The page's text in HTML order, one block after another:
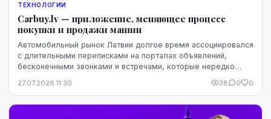
ТЕХНОЛОГИИ
Carbuy.lv — приложение, меняющее процесс
покупки и продажи машин
Автомобильный рынок Латвии долгое время ассоциировался
с длительными переписками на порталах объявлений,
бесконечными звонками и встречами, которые нередко
27.07.2026 11:30 38 0 0